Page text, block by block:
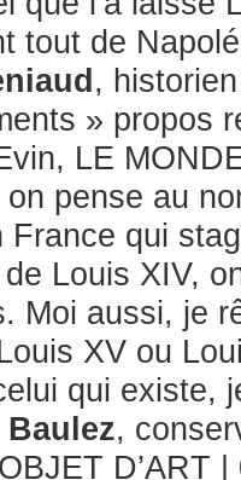
tout de
,
» propos
LE
on pense au
France qui
de Louis XIV,
Moi aussi, je
XV ou
qui existe,
,
D’ART